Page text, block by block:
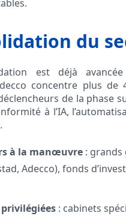
du
est déjà
concentre plus de
de la phase
à l’IA,
à la manœuvre : grands
Adecco), fonds
privilégiées : cabinets